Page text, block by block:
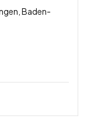
Baden-